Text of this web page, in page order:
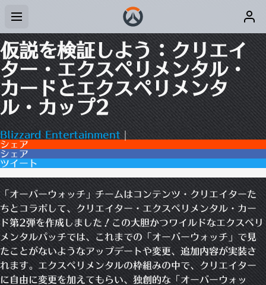
仮説を検証しよう：クリエイ
ター・エクスペリメンタル・
カードとエクスペリメンタ
ル・カップ2
Blizzard Entertainment |
シェア
シェア
ツイート
「オーバーウォッチ」チームはコンテンツ・クリエイターた
ちとコラボして、クリエイター・エクスペリメンタル・カー
ド第2弾を作成しました！この大胆かつワイルドなエクスペリ
メンタルパッチでは、これまでの「オーバーウォッチ」で見
たことがないようなアップデートや変更、追加内容が実装さ
れます。エクスペリメンタルの枠組みの中で、クリエイター
に自由に変更を加えてもらい、独創的な「オーバーウォッ